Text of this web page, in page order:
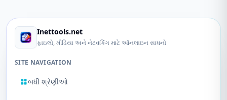
Inettools.net
ફાઇલો, મીડિયા અને નેટવર્કિંગ માટે ઑનલાઇન સાધનો
SITE NAVIGATION
બધી શ્રેણીઓ